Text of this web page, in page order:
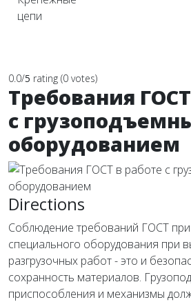
0.0/5 rating (0 votes)
Требования
с
оборудованием
Directions
Соблюдение требований ГОСТ
специального оборудования при
разгрузочных работ - это и
сохранность материалов.
приспособления и механизмы